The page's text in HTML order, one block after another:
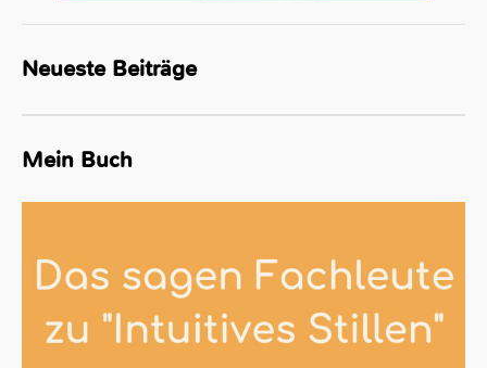
Neueste Beiträge
Mein Buch